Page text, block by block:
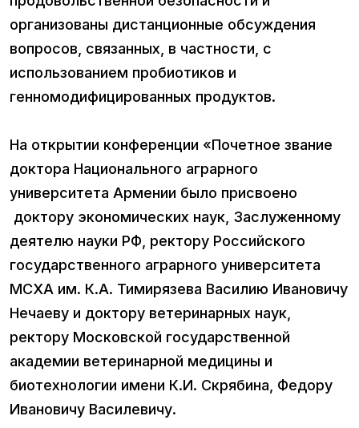
организованы дистанционные обсуждения
вопросов, связанных, в частности, с
использованием пробиотиков и
генномодифицированных продуктов.
На открытии конференции «Почетное звание
доктора Национального аграрного
университета Армении было присвоено
доктору экономических наук, Заслуженному
деятелю науки РФ, ректору Российского
государственного аграрного университета
МСХА им. К.А. Тимирязева Василию Ивановичу
Нечаеву и доктору ветеринарных наук,
ректору Московской государственной
академии ветеринарной медицины и
биотехнологии имени К.И. Скрябина, Федору
Ивановичу Василевичу.